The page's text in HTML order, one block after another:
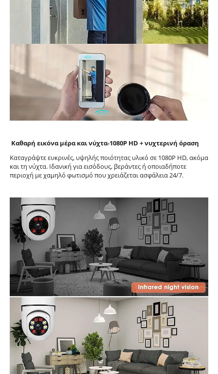
Καθαρή εικόνα μέρα και νύχτα-1080P HD + νυχτερινή όραση
Καταγράψτε ευκρινές, υψηλής ποιότητας υλικό σε 1080P HD, ακόμα
και τη νύχτα. Ιδανική για εισόδους, βεράντες ή οποιαδήποτε
περιοχή με χαμηλό φωτισμό που χρειάζεται ασφάλεια 24/7.